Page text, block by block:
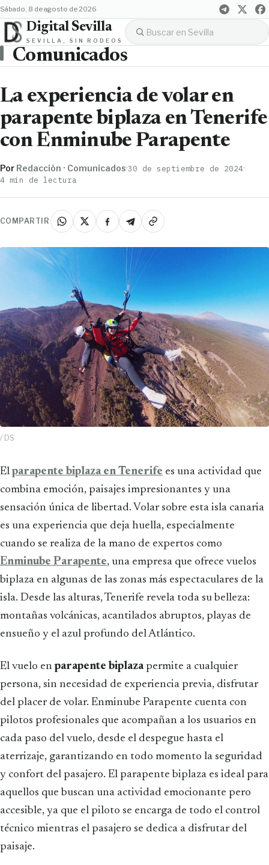
sábado, 8 de agosto de 2026
Digital Sevilla
SEVILLA, SIN RODEOS
Comunicados
La experiencia de volar en
parapente biplaza en Tenerife
con Enminube Parapente
Por Redacción · Comunicados·30 de septiembre de 2024·
4 min de lectura
COMPARTIR
/ DS
El parapente biplaza en Tenerife es una actividad que
combina emoción, paisajes impresionantes y una
sensación única de libertad. Volar sobre esta isla canaria
es una experiencia que deja huella, especialmente
cuando se realiza de la mano de expertos como
Enminube Parapente, una empresa que ofrece vuelos
biplaza en algunas de las zonas más espectaculares de la
isla. Desde las alturas, Tenerife revela toda su belleza:
montañas volcánicas, acantilados abruptos, playas de
ensueño y el azul profundo del Atlántico.
El vuelo enparapente biplazapermite a cualquier
persona, sin necesidad de experiencia previa, disfrutar
del placer de volar. Enminube Parapente cuenta con
pilotos profesionales que acompañan a los usuarios en
cada paso del vuelo, desde el despegue hasta el
aterrizaje, garantizando en todo momento la seguridad
y confort del pasajero. El parapente biplaza es ideal para
aquellos que buscan una actividad emocionante pero
accesible, ya que el piloto se encarga de todo el control
técnico mientras el pasajero se dedica a disfrutar del
paisaje.